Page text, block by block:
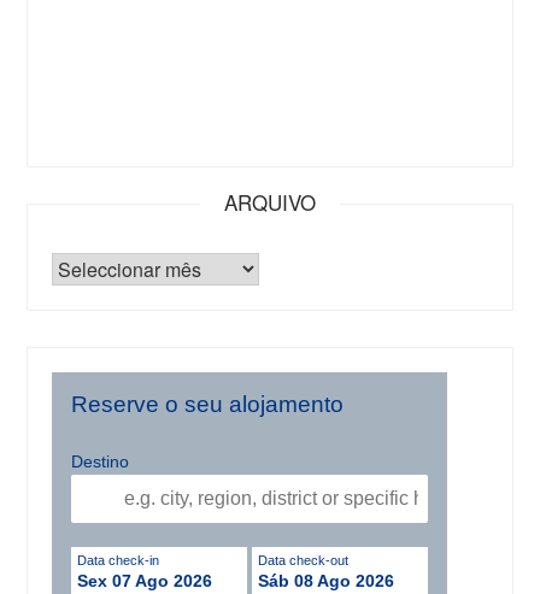
ARQUIVO
Reserve o seu alojamento
Destino
Data check-in
Sex 07 Ago 2026
Data check-out
Sáb 08 Ago 2026